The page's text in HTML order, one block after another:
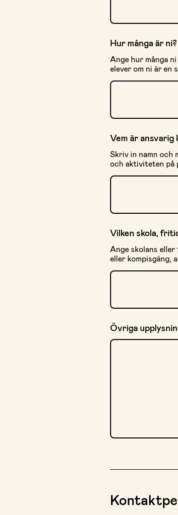
Hur många är ni?
Ange hur många
elever om ni är en
Vem är
Skriv in namn och
och aktiviteten på
Vilken skola,
Ange skolans
eller kompisgäng,
Övriga